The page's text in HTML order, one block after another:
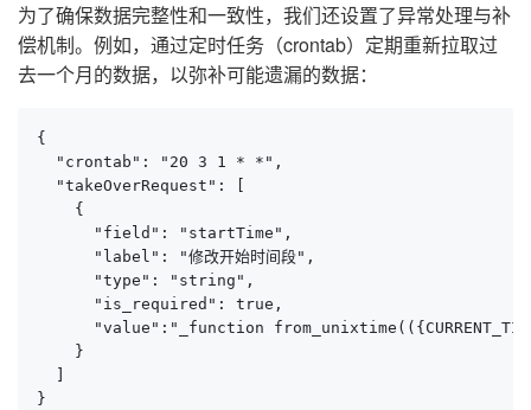
为了确保数据完整性和一致性，我们还设置了异常处理与补
偿机制。例如，通过定时任务（crontab）定期重新拉取过
去一个月的数据，以弥补可能遗漏的数据：
{
  "crontab": "20 3 1 * *",
  "takeOverRequest": [
    {
      "field": "startTime",
      "label": "修改开始时间段",
      "type": "string",
      "is_required": true,
"value":"_function
    }
}